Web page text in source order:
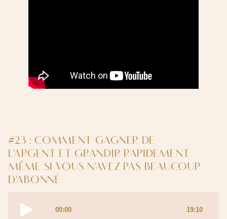
#23 : COMMENT GAGNER DE
L'ARGENT ET GRANDIR RAPIDEMENT
MÊME SI VOUS N'AVEZ PAS BEAUCOUP
D'ABONNÉ